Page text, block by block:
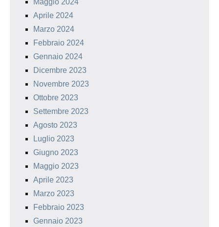
Aprile 2024
Marzo 2024
Febbraio 2024
Gennaio 2024
Dicembre 2023
Novembre 2023
Ottobre 2023
Settembre 2023
Agosto 2023
Luglio 2023
Giugno 2023
Maggio 2023
Aprile 2023
Marzo 2023
Febbraio 2023
Gennaio 2023